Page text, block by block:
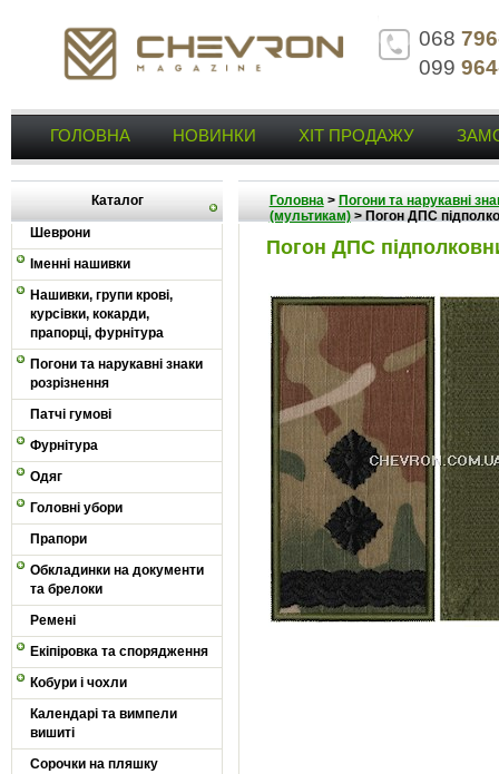
068
099
ГОЛОВНА НОВИНКИ ХІТ ПРОДАЖУ
Каталог
Шеврони
Іменні нашивки
Нашивки, групи крові,
курсівки, кокарди,
прапорці, фурнітура
Погони та нарукавні знаки
розрізнення
Патчі гумові
Фурнітура
Одяг
Головні убори
Прапори
Обкладинки на документи
та брелоки
Ремені
Екіпіровка та спорядження
Кобури і чохли
Календарі та вимпели
вишиті
Сорочки на пляшку
Головна> Погони та нарукавні
(мультикам)> Погон ДПС
Погон ДПС